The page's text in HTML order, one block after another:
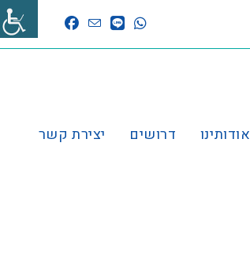
אודותינו דרושים יצירת קשר